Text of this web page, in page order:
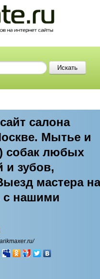
салона
Мытье и
собак любых
и зубов,
мастера на
с нашими